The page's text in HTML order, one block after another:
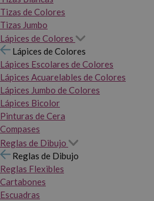
Tizas de Colores
Tizas Jumbo
Lápices de Colores
Lápices de Colores
Lápices Escolares de Colores
Lápices Acuarelables de Colores
Lápices Jumbo de Colores
Lápices Bicolor
Pinturas de Cera
Compases
Reglas de Dibujo
Reglas de Dibujo
Reglas Flexibles
Cartabones
Escuadras